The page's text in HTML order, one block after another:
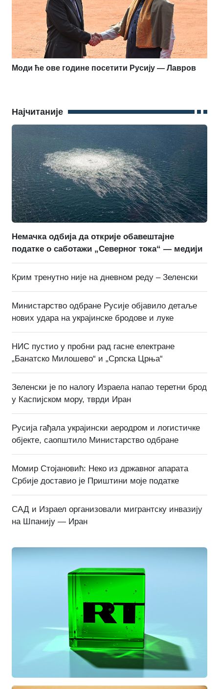
Моди ће ове године посетити Русију — Лавров
Најчитаније
Немачка одбија да открије обавештајне
податке о саботажи „Северног тока“ — медији
Крим тренутно није на дневном реду – Зеленски
Министарство одбране Русије објавило детаље
нових удара на украјинске бродове и луке
НИС пустио у пробни рад гасне електране
„Банатско Милошево“ и „Српска Црња“
Зеленски је по налогу Израела напао теретни брод
у Каспијском мору, тврди Иран
Русија гађала украјински аеродром и логистичке
објекте, саопштило Министарство одбране
Момир Стојановић: Неко из државног апарата
Србије доставио је Приштини моје податке
САД и Израел организовали мигрантску инвазију
на Шпанију — Иран